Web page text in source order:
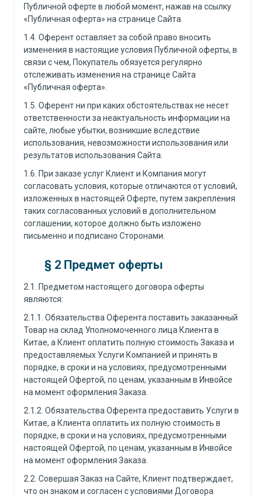
Публичной оферте в любой момент, нажав на ссылку
«Публичная оферта» на странице Сайта.
1.4. Оферент оставляет за собой право вносить
изменения в настоящие условия Публичной оферты, в
связи с чем, Покупатель обязуется регулярно
отслеживать изменения на странице Сайта
«Публичная оферта».
1.5. Оферент ни при каких обстоятельствах не несет
ответственности за неактуальность информации на
сайте, любые убытки, возникшие вследствие
использования, невозможности использования или
результатов использования Сайта.
1.6. При заказе услуг Клиент и Компания могут
согласовать условия, которые отличаются от условий,
изложенных в настоящей Оферте, путем закрепления
таких согласованных условий в дополнительном
соглашении, которое должно быть изложено
письменно и подписано Сторонами.
§ 2 Предмет оферты
2.1. Предметом настоящего договора оферты
являются:
2.1.1. Обязательства Оферента поставить заказанный
Товар на склад Уполномоченного лица Клиента в
Китае, а Клиент оплатить полную стоимость Заказа и
предоставляемых Услуги Компанией и принять в
порядке, в сроки и на условиях, предусмотренными
настоящей Офертой, по ценам, указанным в Инвойсе
на момент оформления Заказа.
2.1.2. Обязательства Оферента предоставить Услуги в
Китае, а Клиента оплатить их полную стоимость в
порядке, в сроки и на условиях, предусмотренными
настоящей Офертой, по ценам, указанным в Инвойсе
на момент оформления Заказа.
2.2. Совершая Заказ на Сайте, Клиент подтверждает,
что он знаком и согласен с условиями Договора